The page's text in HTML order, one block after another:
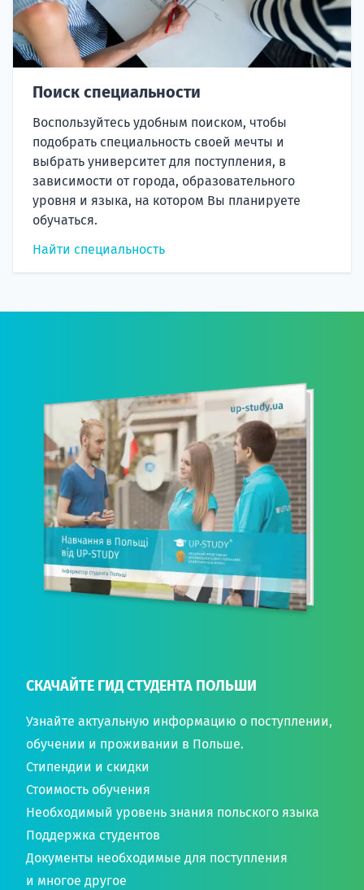
Поиск специальности
Воспользуйтесь удобным поиском, чтобы
подобрать специальность своей мечты и
выбрать университет для поступления, в
зависимости от города, образовательного
уровня и языка, на котором Вы планируете
обучаться.
Найти специальность
СКАЧАЙТЕ ГИД СТУДЕНТА ПОЛЬШИ
Узнайте актуальную информацию о поступлении,
обучении и проживании в Польше.
Стипендии и скидки
Стоимость обучения
Необходимый уровень знания польского языка
Поддержка студентов
Документы необходимые для поступления
и многое другое